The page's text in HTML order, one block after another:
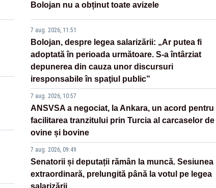
Bolojan nu a obținut toate avizele
7 aug. 2026, 11:51
Bolojan, despre legea salarizării: „Ar putea fi
adoptată în perioada următoare. S-a întârziat
depunerea din cauza unor discursuri
iresponsabile în spaţiul public”
7 aug. 2026, 10:57
ANSVSA a negociat, la Ankara, un acord pentru
facilitarea tranzitului prin Turcia al carcaselor de
ovine și bovine
7 aug. 2026, 09:49
Senatorii și deputații rămân la muncă. Sesiunea
extraordinară, prelungită până la votul pe legea